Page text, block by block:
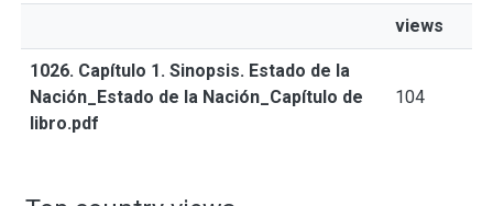
views
1026. Capítulo 1. Sinopsis. Estado de la
Nación_Estado de la Nación_Capítulo de
libro.pdf
104